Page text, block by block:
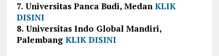
7. Universitas Panca Budi, Medan KLIK
DISINI
8. Universitas Indo Global Mandiri,
Palembang KLIK DISINI